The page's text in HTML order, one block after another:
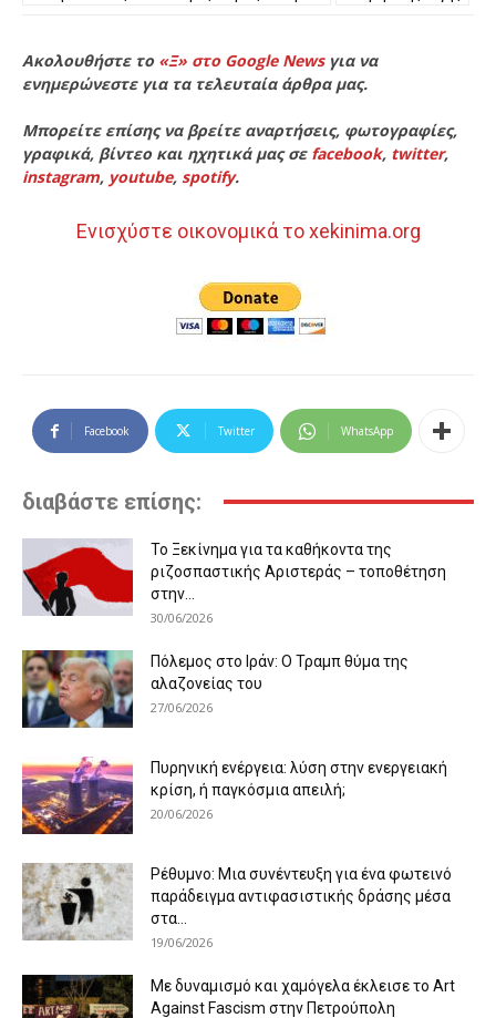
Ακολουθήστε το «Ξ» στο Google Newsγια να
ενημερώνεστε για τα τελευταία άρθρα μας.
Μπορείτε επίσης να βρείτε αναρτήσεις, φωτογραφίες,
γραφικά, βίντεο και ηχητικά μας σε facebook, twitter,
instagram, youtube, spotify.
Ενισχύστε οικονομικά το xekinima.org
Facebook Twitter WhatsApp
διαβάστε επίσης:
Το Ξεκίνημα για τα καθήκοντα της
ριζοσπαστικής Αριστεράς – τοποθέτηση
στην...
30/06/2026
Πόλεμος στο Ιράν: Ο Τραμπ θύμα της
αλαζονείας του
27/06/2026
Πυρηνική ενέργεια: λύση στην ενεργειακή
κρίση, ή παγκόσμια απειλή;
20/06/2026
Ρέθυμνο: Μια συνέντευξη για ένα φωτεινό
παράδειγμα αντιφασιστικής δράσης μέσα
στα...
19/06/2026
Με δυναμισμό και χαμόγελα έκλεισε το Art
Against Fascism στην Πετρούπολη